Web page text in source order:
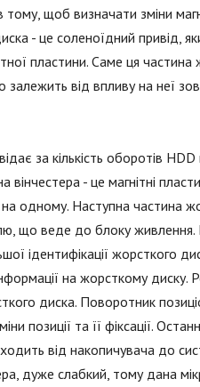
тому, щоб визначати зміни
- це соленоїдний привід,
пластини. Саме ця
залежить від впливу на неї
за кількість оборотів
- це магнітні
одному. Наступна частина
що веде до блоку живлення.
ідентифікації жорсткого
на жорсткому
диска. Поворотник
позиції та її фіксації.
від накопичувача до
дуже слабкий, тому дана